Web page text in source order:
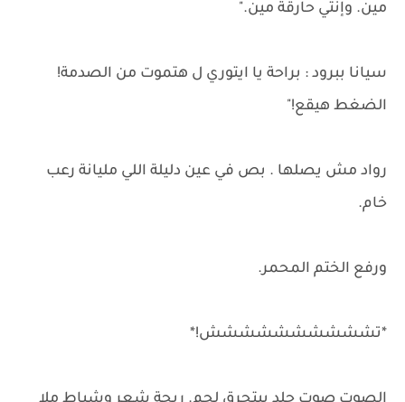
مين. وإنتي حارقة مين."
سيانا ببرود : براحة يا ايتوري ل هتموت من الصدمة!
الضغط هيقع!"
رواد مش يصلها . بص في عين دليلة اللي مليانة رعب
خام.
ورفع الختم المحمر.
*تشششششششششش!*